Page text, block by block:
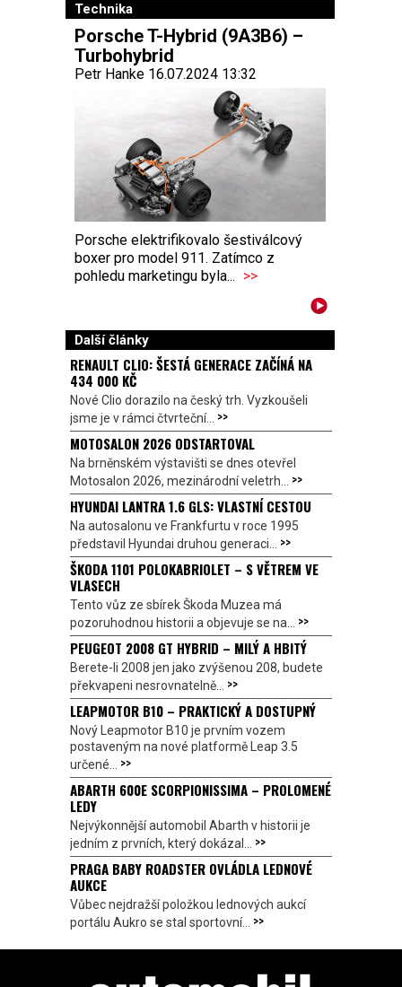
Technika
Porsche T-Hybrid (9A3B6) –
Turbohybrid
Petr Hanke 16.07.2024 13:32
Porsche elektrifikovalo šestiválcový
boxer pro model 911. Zatímco z
pohledu marketingu byla... >>
Další články
RENAULT CLIO: ŠESTÁ GENERACE ZAČÍNÁ NA
434 000 KČ
Nové Clio dorazilo na český trh. Vyzkoušeli
jsme je v rámci čtvrteční... >>
MOTOSALON 2026 ODSTARTOVAL
Na brněnském výstavišti se dnes otevřel
Motosalon 2026, mezinárodní veletrh... >>
HYUNDAI LANTRA 1.6 GLS: VLASTNÍ CESTOU
Na autosalonu ve Frankfurtu v roce 1995
představil Hyundai druhou generaci... >>
ŠKODA 1101 POLOKABRIOLET – S VĚTREM VE
VLASECH
Tento vůz ze sbírek Škoda Muzea má
pozoruhodnou historii a objevuje se na... >>
PEUGEOT 2008 GT HYBRID – MILÝ A HBITÝ
Berete-li 2008 jen jako zvýšenou 208, budete
překvapeni nesrovnatelně... >>
LEAPMOTOR B10 – PRAKTICKÝ A DOSTUPNÝ
Nový Leapmotor B10 je prvním vozem
postaveným na nové platformě Leap 3.5
určené... >>
ABARTH 600E SCORPIONISSIMA – PROLOMENÉ
LEDY
Nejvýkonnější automobil Abarth v historii je
jedním z prvních, který dokázal... >>
PRAGA BABY ROADSTER OVLÁDLA LEDNOVÉ
AUKCE
Vůbec nejdražší položkou lednových aukcí
portálu Aukro se stal sportovní... >>